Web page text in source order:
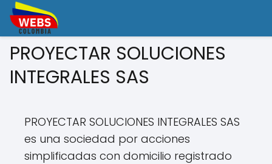
PROYECTAR SOLUCIONES
INTEGRALES SAS
PROYECTAR SOLUCIONES INTEGRALES SAS
es una sociedad por acciones
simplificadas con domicilio registrado